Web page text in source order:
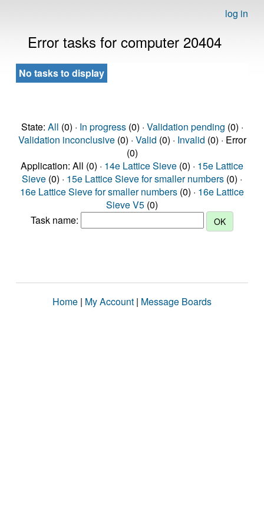
log in
Error tasks for computer 20404
No tasks to display
State: All (0) · In progress(0) · Validation pending (0) ·
Validation inconclusive(0) · Valid (0) · Invalid (0) · Error
(0)
Application: All (0) · 14e Lattice Sieve (0) · 15e Lattice
Sieve (0) · 15e Lattice Sieve for smaller numbers (0) ·
16e Lattice Sieve for smaller numbers (0) · 16e Lattice
Sieve V5 (0)
Task name:
Home | My Account | Message Boards